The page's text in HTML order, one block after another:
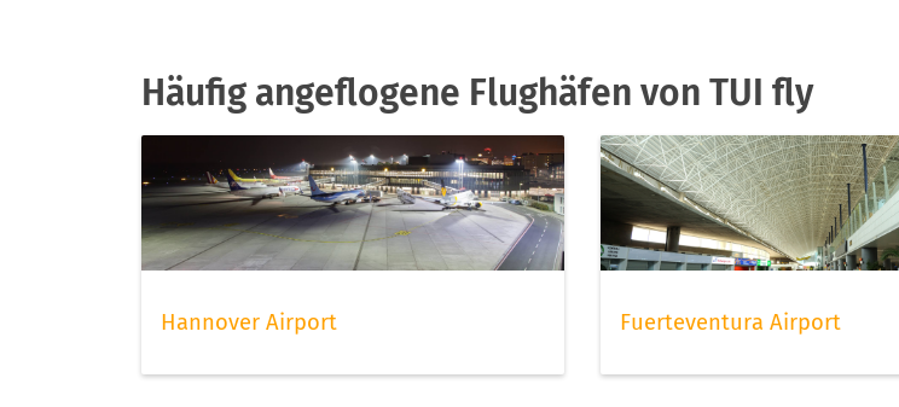
Häufig angeflogene Flughäfen von TUI fly
Hannover Airport Fuerteventura Airport